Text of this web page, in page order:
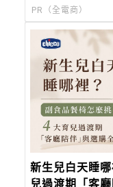
PR（全電商）
新生兒白天睡
兒過渡期「客